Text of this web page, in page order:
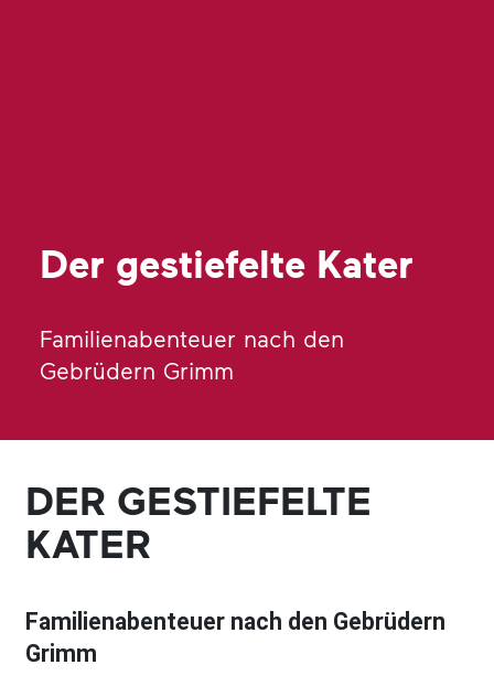
Der gestiefelte Kater
Familienabenteuer nach den
Gebrüdern Grimm
DER GESTIEFELTE
KATER
Familienabenteuer nach den Gebrüdern
Grimm